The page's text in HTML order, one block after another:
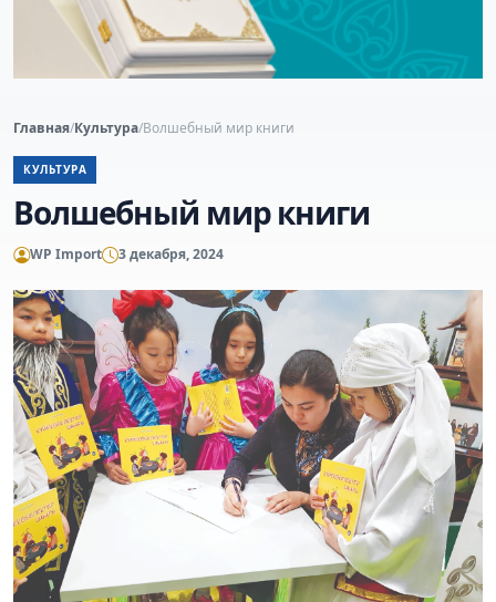
Главная/Культура/Волшебный мир книги
КУЛЬТУРА
Волшебный мир книги
WP Import 3 декабря, 2024